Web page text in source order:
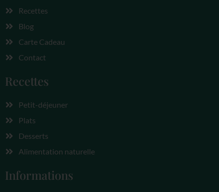
Recettes
Blog
Carte Cadeau
Contact
Recettes
Petit-déjeuner
Plats
Desserts
Alimentation naturelle
Informations